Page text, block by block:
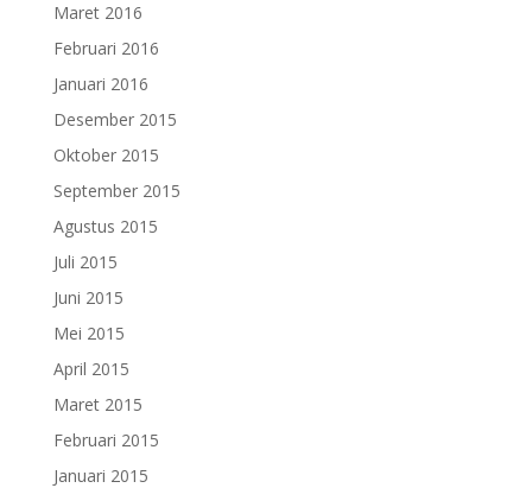
Maret 2016
Februari 2016
Januari 2016
Desember 2015
Oktober 2015
September 2015
Agustus 2015
Juli 2015
Juni 2015
Mei 2015
April 2015
Maret 2015
Februari 2015
Januari 2015